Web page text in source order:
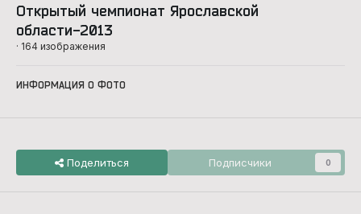
Открытый чемпионат Ярославской
области-2013
· 164 изображения
ИНФОРМАЦИЯ О ФОТО
Поделиться Подписчики 0